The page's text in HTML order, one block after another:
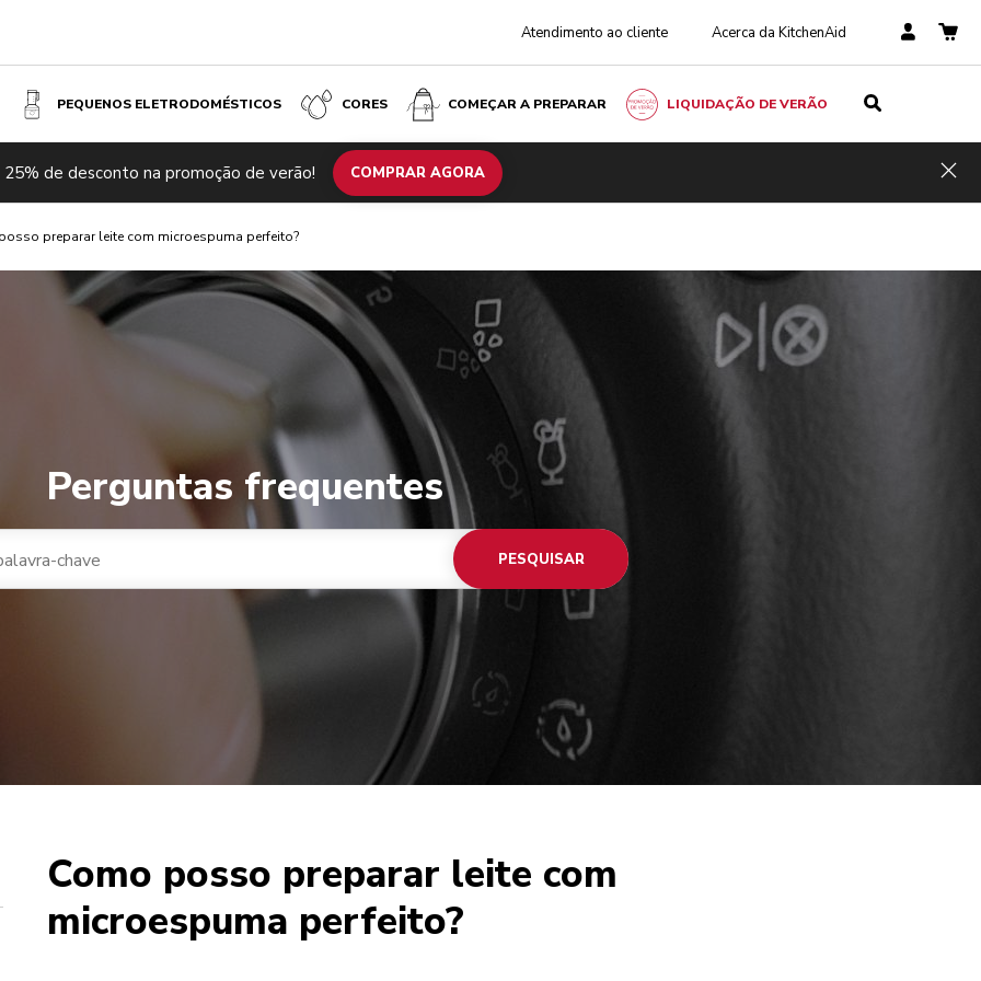
Atendimento ao cliente Acerca da KitchenAid
PEQUENOS ELETRODOMÉSTICOS CORES COMEÇAR A PREPARAR LIQUIDAÇÃO DE VERÃO
de desconto na promoção de verão! COMPRAR AGORA
preparar leite com microespuma perfeito?
Perguntas frequentes
PESQUISAR
Como posso preparar leite com
microespuma perfeito?
de café